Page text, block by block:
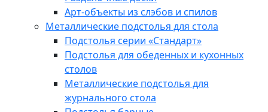
Арт-объекты из слэбов и спилов
Металлические подстолья для стола
Подстолья серии «Стандарт»
Подстолья для обеденных и кухонных
столов
Металлические подстолья для
журнального стола